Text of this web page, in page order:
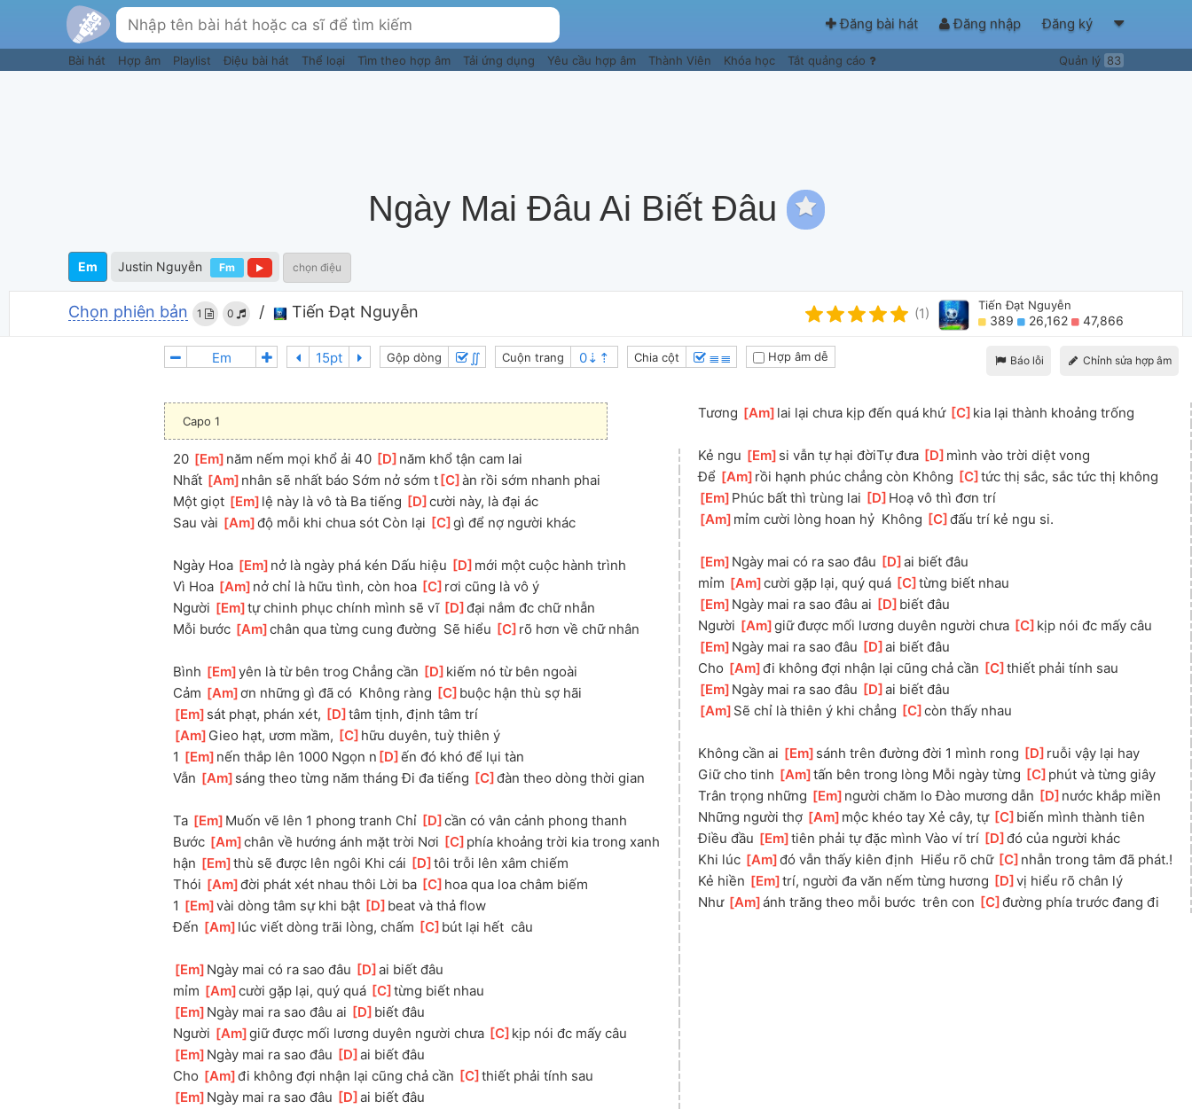
Đăng bài hát Đăng nhập Đăng ký
Bài hát Hợp âm Playlist Điệu bài hát Thể loại Tìm theo hợp âm Tải ứng dụng Yêu cầu hợp âm Thành Viên Khóa học Tắt quảng cáo Quản lý 83
Ngày Mai Đâu Ai Biết Đâu
Em Justin Nguyễn Fm chọn điệu
Chọn phiên bản 1 0 / Tiến Đạt Nguyễn (1)
Tiến Đạt Nguyễn
389 26,162 47,866
Báo lỗi Chỉnh sửa hợp âm
Gộp dòng ∬ Cuộn trang Chia cột ≣≣ Hợp âm dễ
Capo 1
20 [ Em ]năm nếm mọi khổ ải 40 D ]năm khổ tận cam lai
Nhất [Am ]nhân sẽ nhất báo Sớm nở sớm t C ]
àn rồi sớm nhanh phai
Một giọt [ Em ]lệ này là vô tà Ba tiếng D ]
cười này, là đại ác
Sau vài [Am ]
độ mỗi khi chua sót Còn lại C ]
gì để nợ người khác
Ngày Hoa [ Em ]nở là ngày phá kén Dấu hiệu D ]mới một cuộc hành trình
Vì Hoa [Am ]nở chỉ là hữu tình, còn hoa C ]rơi cũng là vô ý
Người [ Em ]
tự chinh phục chính mình sẽ vĩ D ]
đại nắm đc chữ nhẫn
Mỗi bước [Am ]
chân qua từng cung đường  Sẽ hiểu C ]rõ hơn về chữ nhân
Bình [ Em ]
yên là từ bên trog Chẳng cần D ]kiếm nó từ bên ngoài
Cảm [Am ]
ơn những gì đã có  Không ràng C ]buộc hận thù sợ hãi
[ Em ]sát phạt, phán xét, D ]
tâm tịnh, định tâm trí
[Am ]Gieo hạt, ươm mầm, C ]hữu duyên, tuỳ thiên ý
1 [ Em ]nến thắp lên 1000 Ngọn n D ]
ến đó khó để lụi tàn
Vẫn [Am ]sáng theo từng năm tháng Đi đa tiếng C ]
đàn theo dòng thời gian
Ta [ Em ]Muốn vẽ lên 1 phong tranh Chỉ D ]
cần có vân cảnh phong thanh
Bước [Am ]
chân về hướng ánh mặt trời Nơi C ]phía khoảng trời kia trong xanh
hận [ Em ]
thù sẽ được lên ngôi Khi cái D ]
tôi trỗi lên xâm chiếm
Thói [Am ]
đời phát xét nhau thôi Lời ba C ]hoa qua loa châm biếm
1 [ Em ]
vài dòng tâm sự khi bật D ]beat và thả flow
Đến [Am ]lúc viết dòng trãi lòng, chấm C ]bút lại hết  câu
[ Em ]Ngày mai có ra sao đâu D ]
ai biết đâu
mỉm [Am ]
cười gặp lại, quý quá C ]
từng biết nhau
[ Em ]Ngày mai ra sao đâu ai D ]biết đâu
Người [Am ]
giữ được mối lương duyên người chưa C ]kịp nói đc mấy câu
[ Em ]Ngày mai ra sao đâu D ]
ai biết đâu
Cho [Am ]
đi không đợi nhận lại cũng chả cần C ]
thiết phải tính sau
[ Em ]Ngày mai ra sao đâu D ]
ai biết đâu
Tương [Am ]lai lại chưa kịp đến quá khứ C ]kia lại thành khoảng trống
Kẻ ngu [Em ]si vẫn tự hại đờiTự đưa D ]mình vào trời diệt vong
Để [Am ]rồi hạnh phúc chẳng còn Không C ]
tức thị sắc, sắc tức thị không
[Em ]Phúc bất thì trùng lai D ]Hoạ vô thì đơn trí
[Am ]mỉm cười lòng hoan hỷ  Không C ]
đấu trí kẻ ngu si.
[Em ]Ngày mai có ra sao đâu D ]
ai biết đâu
mỉm [Am ]
cười gặp lại, quý quá C ]
từng biết nhau
[Em ]Ngày mai ra sao đâu ai D ]biết đâu
Người [Am ]
giữ được mối lương duyên người chưa C ]kịp nói đc mấy câu
[Em ]Ngày mai ra sao đâu D ]
ai biết đâu
Cho [Am ]
đi không đợi nhận lại cũng chả cần C ]
thiết phải tính sau
[Em ]Ngày mai ra sao đâu D ]
ai biết đâu
[Am ]Sẽ chỉ là thiên ý khi chẳng C ]
còn thấy nhau
Không cần ai [Em ]sánh trên đường đời 1 mình rong D ]ruỗi vậy lại hay
Giữ cho tinh [Am ]
tấn bên trong lòng Mỗi ngày từng C ]phút và từng giây
Trân trọng những [Em ]người chăm lo Đào mương dẫn D ]nước khắp miền
Những người thợ [Am ]mộc khéo tay Xẻ cây, tự C ]biến mình thành tiên
Điều đầu [Em ]
tiên phải tự đặc mình Vào ví trí D ]
đó của người khác
Khi lúc [Am ]
đó vẫn thấy kiên định  Hiểu rõ chữ C ]nhẫn trong tâm đã phát.!
Kẻ hiền [Em ]
trí, người đa văn nếm từng hương D ]
vị hiểu rõ chân lý
Như [Am ]
ánh trăng theo mỗi bước  trên con C ]
đường phía trước đang đi